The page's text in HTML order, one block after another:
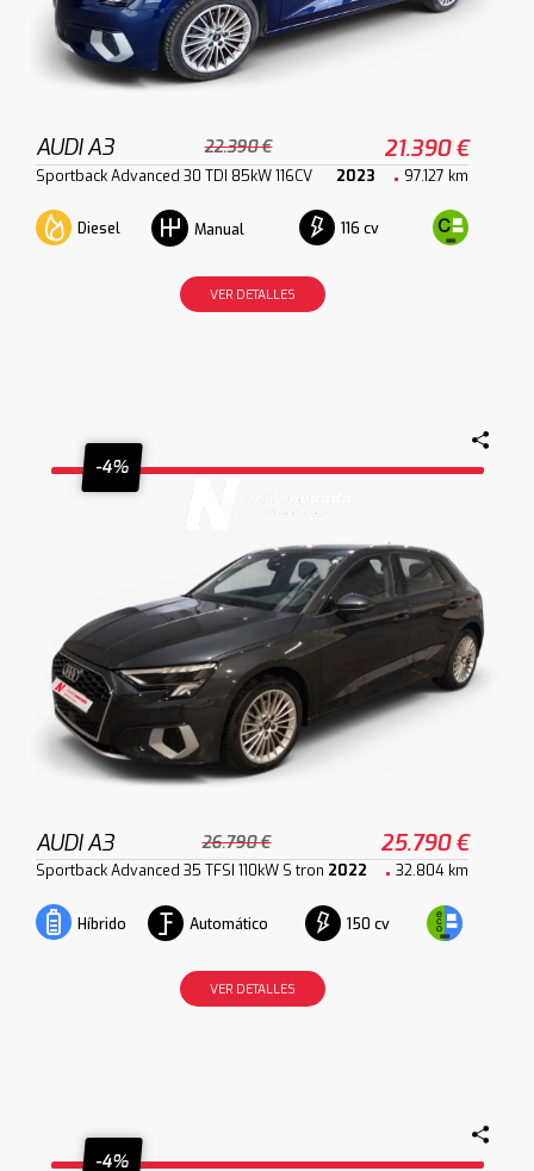
AUDI A3 22.390 € 21.390 €
Sportback Advanced 30 TDI 85kW 116CV 2023 97.127 km
Diesel Manual 116 cv
VER DETALLES
-4%
AUDI A3 26.790 € 25.790 €
Sportback Advanced 35 TFSI 110kW S tron 2022 32.804 km
Híbrido Automático 150 cv
VER DETALLES
-4%